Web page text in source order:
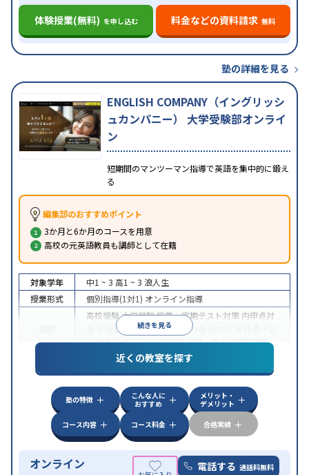
体験授業(無料) を申し込む 料金などの資料請求 無料
塾の詳細を見る
ENGLISH COMPANY（イングリッシ
ュカンパニー） 大学受験部オンライ
ン
短期間のマンツーマン指導で英語を集中的に鍛え
る
編集部のおすすめポイント
3か月と6か月のコースを用意
高校の元英語教員も講師として在籍
続きを見る
対象学年 中1 ~ 3 高1 ~ 3 浪人生
授業形式
個別指導(1対1) オンライン指導
高校受験大学受験授業・定期テスト対策 内申点対
学習習慣の定着国公立大対策
ト対策英検(英語検定)対策英語・英会話特化対策
特徴
中高一貫校生に対応授業の振替可能
学習にPC・タブレットを利用オンライン対応1
科目から受講可能
近くの教室を探す
塾の特徴
こんな人に
おすすめ
メリット・
デメリット
コース内容
コース料金 合格実績
オンライン 電話する 通話料無料